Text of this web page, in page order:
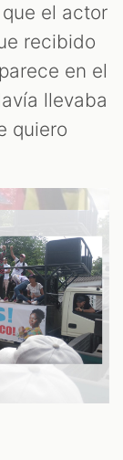
el actor
recibido
en el
llevaba
quiero